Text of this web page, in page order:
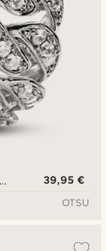
39,95 €
OTSU